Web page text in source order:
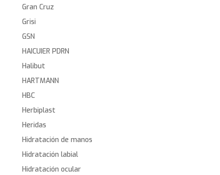
Gran Cruz
Grisi
GSN
HAICUIER PDRN
Halibut
HARTMANN
HBC
Herbiplast
Heridas
Hidratación de manos
Hidratación labial
Hidratación ocular